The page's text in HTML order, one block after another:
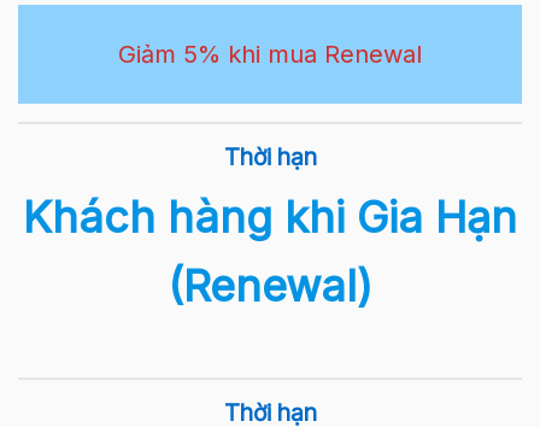
Giảm 5% khi mua Renewal
Thời hạn
Khách hàng khi Gia Hạn
(Renewal)
Thời hạn